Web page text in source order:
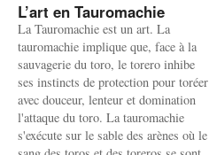
L’art en Tauromachie
La Tauromachie est un art. La
tauromachie implique que, face à la
sauvagerie du toro, le torero inhibe
ses instincts de protection pour toréer
avec douceur, lenteur et domination
l'attaque du toro. La tauromachie
s'exécute sur le sable des arènes où le